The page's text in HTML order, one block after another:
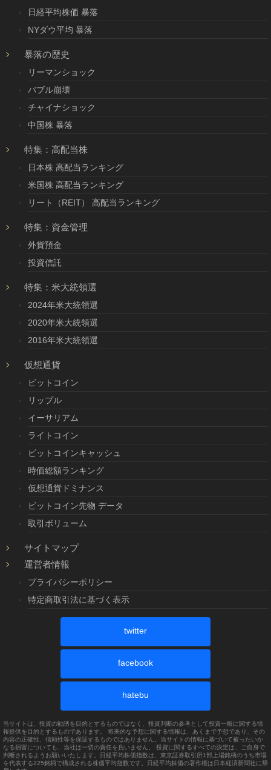
日経平均株価 暴落
NYダウ平均 暴落
暴落の歴史
リーマンショック
バブル崩壊
チャイナショック
中国株 暴落
特集：高配当株
日本株 高配当ランキング
米国株 高配当ランキング
リート（REIT） 高配当ランキング
特集：資金管理
外貨預金
投資信託
特集：米大統領選
2024年米大統領選
2020年米大統領選
2016年米大統領選
仮想通貨
ビットコイン
リップル
イーサリアム
ライトコイン
ビットコインキャッシュ
時価総額ランキング
仮想通貨ドミナンス
ビットコイン先物 データ
取引ボリューム
サイトマップ
運営者情報
プライバシーポリシー
特定商取引法に基づく表示
twitter
facebook
hatebu
当サイトは、投資の勧誘を目的とするものではなく、投資判断の参考として投資一般に関する情
報提供を目的とするものであります。 将来的な予想に関する情報は、あくまで予想であり、その
内容の正確性、信頼性等を保証するものではありません。当サイトの情報に基づいて被ったいか
なる損害についても、当社は一切の責任を負いません。 投資に関するすべての決定は、ご自身で
判断されるようお願いいたします。日経平均株価指数は、東京証券取引所1部上場銘柄のうち市場
を代表する225銘柄で構成される株価平均指数です。日経平均株価の著作権は日本経済新聞社に帰